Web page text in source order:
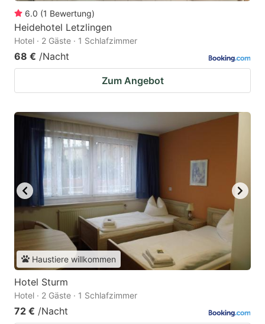
6.0 (1 Bewertung)
Heidehotel Letzlingen
Hotel · 2 Gäste · 1 Schlafzimmer
68 € /Nacht
Zum Angebot
Haustiere willkommen
Hotel Sturm
Hotel · 2 Gäste · 1 Schlafzimmer
72 € /Nacht